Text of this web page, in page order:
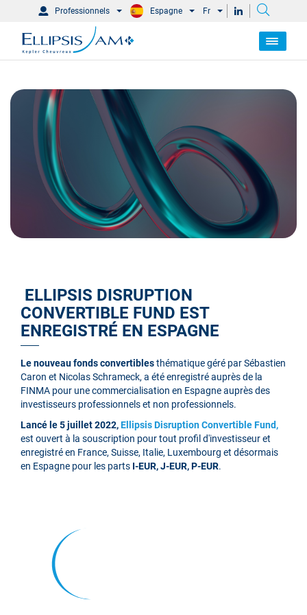
Professionnels Espagne Fr
ELLIPSIS DISRUPTION
CONVERTIBLE FUND EST
ENREGISTRÉ EN ESPAGNE
Le nouveau fonds convertiblesthématique géré par Sébastien
Caron et Nicolas Schrameck, a été enregistré auprès de la
FINMA pour une commercialisation en Espagne auprès des
investisseurs professionnels et non professionnels.
Lancé le 5 juillet 2022,Ellipsis Disruption Convertible Fund,
est ouvert à la souscription pour tout profil d'investisseur et
enregistré en France, Suisse, Italie, Luxembourg et désormais
en Espagne pour les parts I-EUR, J-EUR, P-EUR.